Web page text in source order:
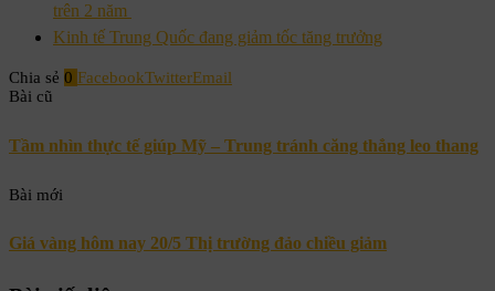
trên 2 năm
Kinh tế Trung Quốc đang giảm tốc tăng trưởng
Chia sẻ 0 FacebookTwitterEmail
Bài cũ
Tầm nhìn thực tế giúp Mỹ – Trung tránh căng thẳng leo thang
Bài mới
Giá vàng hôm nay 20/5 Thị trường đảo chiều giảm